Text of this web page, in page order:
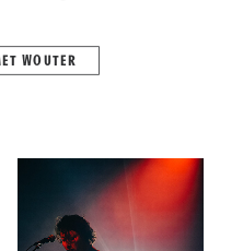
WOUTER